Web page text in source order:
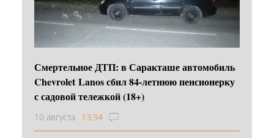
Смертельное ДТП: в Саракташе автомобиль
Chevrolet Lanos сбил 84-летнюю пенсионерку
с садовой тележкой (18+)
10 августа 13:34